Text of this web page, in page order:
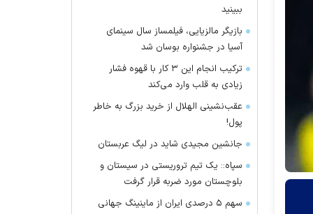
ببینید
بازیگر مالزیایی، فیلمساز سال سینمای
آسیا در جشنواره بوسان شد
ترکیب انجام این ۳ کار با قهوه فشار
زیادی به قلب وارد می‌کند
عقب‌نشینی الهلال از خرید بزرگ به خاطر
پول!
جانشین مجیدی شاید در لیگ عربستان
سپاه:: یک تیم تروریستی در سیستان و
بلوچستان مورد ضربه قرار گرفت
سهم ۵ درصدی ایران از ماینینگ جهانی